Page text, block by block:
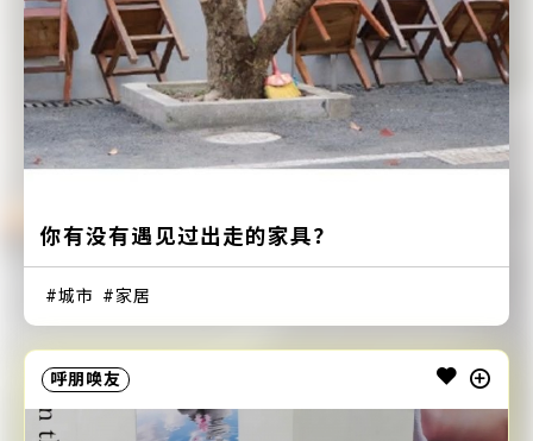
你有没有遇见过出走的家具？
城市 家居
呼朋唤友